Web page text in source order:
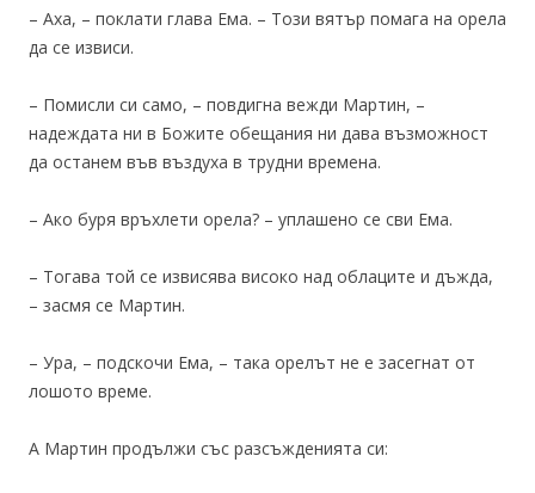
– Аха, – поклати глава Ема. – Този вятър помага на орела
да се извиси.
– Помисли си само, – повдигна вежди Мартин, –
надеждата ни в Божите обещания ни дава възможност
да останем във въздуха в трудни времена.
– Ако буря връхлети орела? – уплашено се сви Ема.
– Тогава той се извисява високо над облаците и дъжда,
– засмя се Мартин.
– Ура, – подскочи Ема, – така орелът не е засегнат от
лошото време.
А Мартин продължи със разсъжденията си: